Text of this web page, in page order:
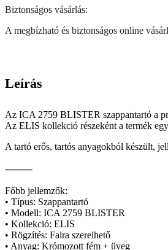
Biztonságos vásárlás:
A megbízható és biztonságos online
Leírás
Az ICA 2759 BLISTER szappantartó a
Az ELIS kollekció részeként a termék
A tartó erős, tartós anyagokból készült,
⸻
Főbb jellemzők:
• Típus: Szappantartó
• Modell: ICA 2759 BLISTER
• Kollekció: ELIS
• Rögzítés: Falra szerelhető
• Anyag: Krómozott fém + üveg